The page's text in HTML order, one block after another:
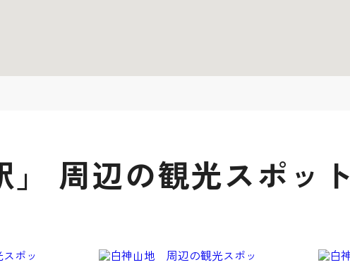
周辺の観光スポット